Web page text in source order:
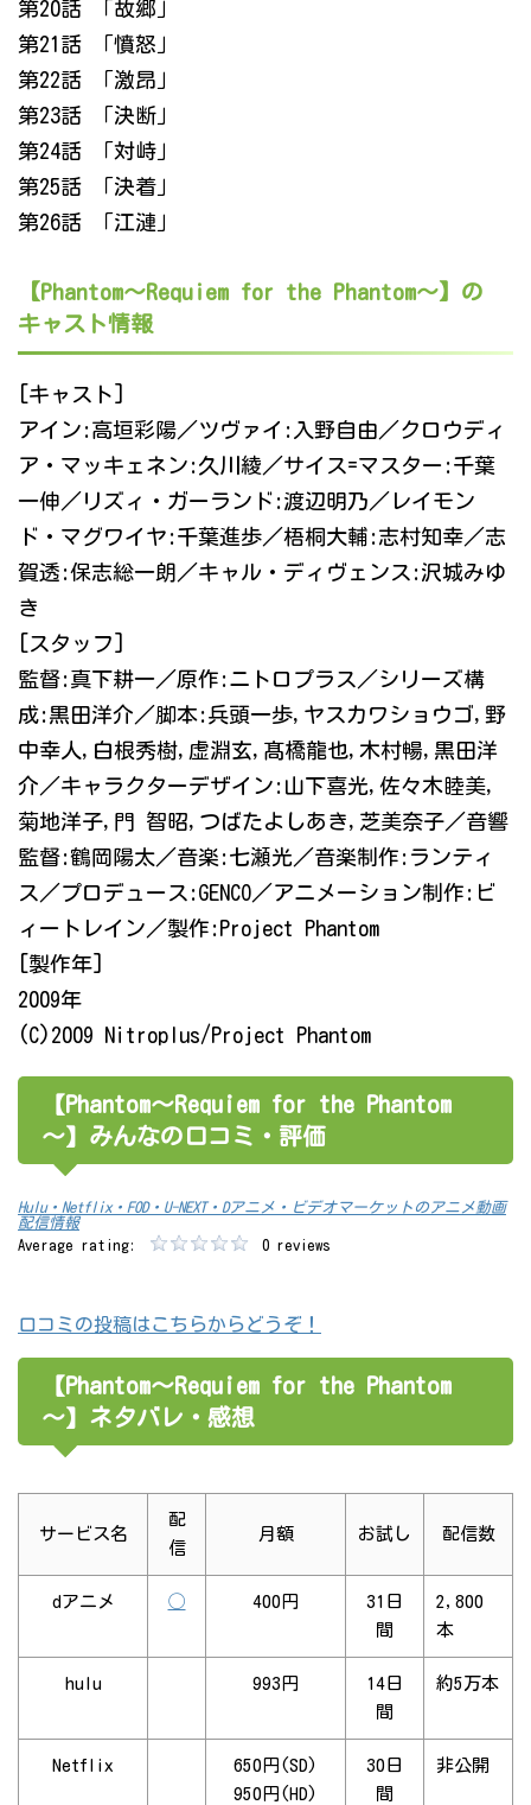
第20話 「故郷」
第21話 「憤怒」
第22話 「激昂」
第23話 「決断」
第24話 「対峙」
第25話 「決着」
第26話 「江漣」
【Phantom～Requiem for the Phantom～】の
キャスト情報
[キャスト]
アイン:高垣彩陽／ツヴァイ:入野自由／クロウディ
ア・マッキェネン:久川綾／サイス=マスター:千葉
一伸／リズィ・ガーランド:渡辺明乃／レイモン
ド・マグワイヤ:千葉進歩／梧桐大輔:志村知幸／志
賀透:保志総一朗／キャル・ディヴェンス:沢城みゆ
き
[スタッフ]
監督:真下耕一／原作:ニトロプラス／シリーズ構
成:黒田洋介／脚本:兵頭一歩,ヤスカワショウゴ,野
中幸人,白根秀樹,虚淵玄,髙橋龍也,木村暢,黒田洋
介／キャラクターデザイン:山下喜光,佐々木睦美,
菊地洋子,門 智昭,つばたよしあき,芝美奈子／音響
監督:鶴岡陽太／音楽:七瀬光／音楽制作:ランティ
ス／プロデュース:GENCO／アニメーション制作:ビ
ィートレイン／製作:Project Phantom
[製作年]
2009年
(C)2009 Nitroplus/Project Phantom
【Phantom～Requiem for the Phantom
～】みんなの口コミ・評価
Hulu・Netflix・FOD・U-NEXT・Dアニメ・ビデオマーケットのアニメ動画
配信情報
Average rating:
0 reviews
口コミの投稿はこちらからどうぞ！
【Phantom～Requiem for the Phantom
～】ネタバレ・感想
サービス名
配
信
月額 お試し 配信数
dアニメ ◯ 400円
31日
間
2,800
本
hulu 993円
14日
間
約5万本
Netflix
650円(SD)
950円(HD)
30日
間
非公開